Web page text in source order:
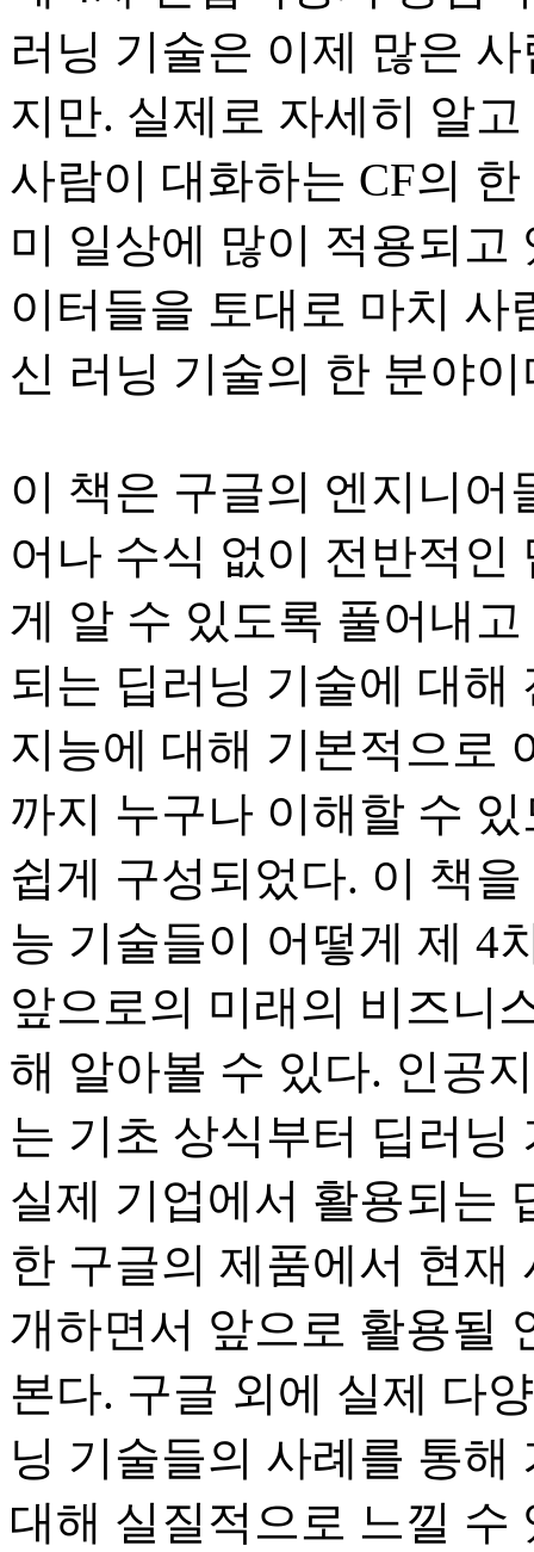
러닝 기술은 이제 많은
지만. 실제로 자세히 알
사람이 대화하는 CF의
미 일상에 많이 적용되고
이터들을 토대로 마치 사
신 러닝 기술의 한 분야이
이 책은 구글의 엔지니어
어나 수식 없이 전반적인
게 알 수 있도록 풀어내
되는 딥러닝 기술에 대해
지능에 대해 기본적으로
까지 누구나 이해할 수
쉽게 구성되었다. 이 책
능 기술들이 어떻게 제 4
앞으로의 미래의 비즈니
해 알아볼 수 있다. 인공
는 기초 상식부터 딥러닝
실제 기업에서 활용되는
한 구글의 제품에서 현재
개하면서 앞으로 활용될
본다. 구글 외에 실제 다
닝 기술들의 사례를 통
대해 실질적으로 느낄 수